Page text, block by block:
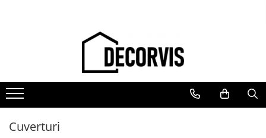
⇢ Decorațiuni
⇢ Vaze
Covoare
Pentru Bucătărie
Veselă și accesorii
Pentru Dormitor
Cuverturi
Lenjerii
Halate
Prosoape
Cuverturi